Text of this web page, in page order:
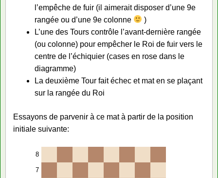
l’empêche de fuir (il aimerait disposer d’une 9e
rangée ou d’une 9e colonne
)
L’une des Tours contrôle l’avant-dernière rangée
(ou colonne) pour empêcher le Roi de fuir vers le
centre de l’échiquier (cases en rose dans le
diagramme)
La deuxième Tour fait échec et mat en se plaçant
sur la rangée du Roi
Essayons de parvenir à ce mat à partir de la position
initiale suivante:
8
7